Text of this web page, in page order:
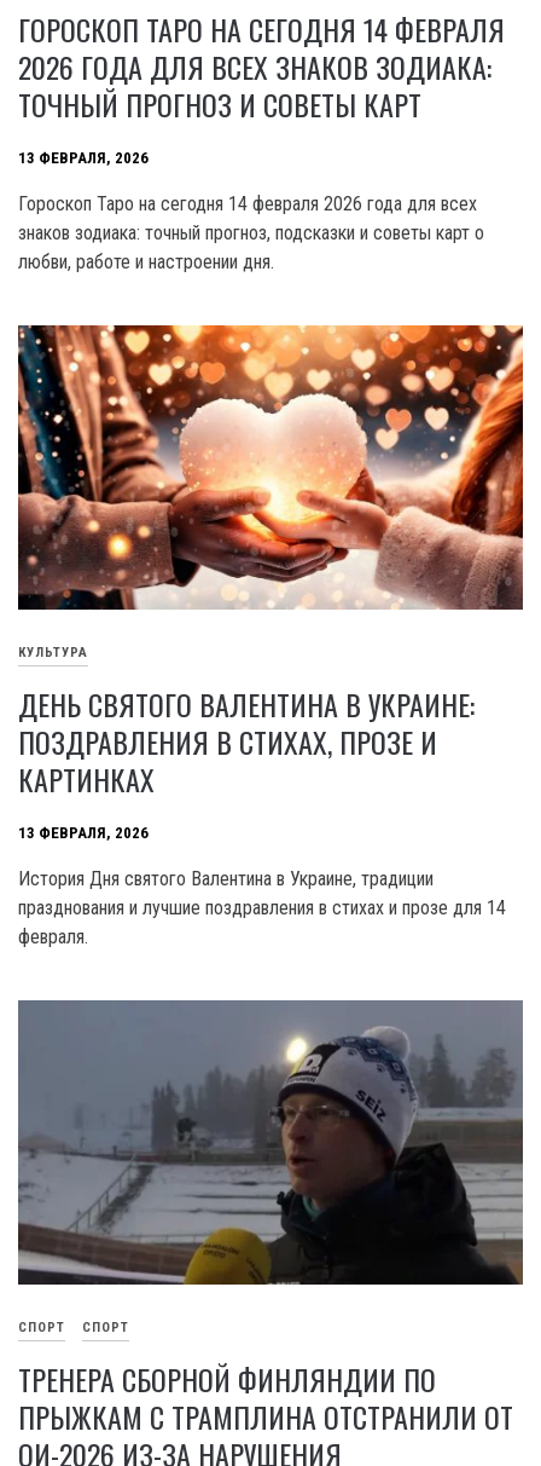
ГОРОСКОП ТАРО НА СЕГОДНЯ 14 ФЕВРАЛЯ
2026 ГОДА ДЛЯ ВСЕХ ЗНАКОВ ЗОДИАКА:
ТОЧНЫЙ ПРОГНОЗ И СОВЕТЫ КАРТ
13 ФЕВРАЛЯ, 2026
Гороскоп Таро на сегодня 14 февраля 2026 года для всех
знаков зодиака: точный прогноз, подсказки и советы карт о
любви, работе и настроении дня.
КУЛЬТУРА
ДЕНЬ СВЯТОГО ВАЛЕНТИНА В УКРАИНЕ:
ПОЗДРАВЛЕНИЯ В СТИХАХ, ПРОЗЕ И
КАРТИНКАХ
13 ФЕВРАЛЯ, 2026
История Дня святого Валентина в Украине, традиции
празднования и лучшие поздравления в стихах и прозе для 14
февраля.
СПОРТ СПОРТ
ТРЕНЕРА СБОРНОЙ ФИНЛЯНДИИ ПО
ПРЫЖКАМ С ТРАМПЛИНА ОТСТРАНИЛИ ОТ
ОИ-2026 ИЗ-ЗА НАРУШЕНИЯ